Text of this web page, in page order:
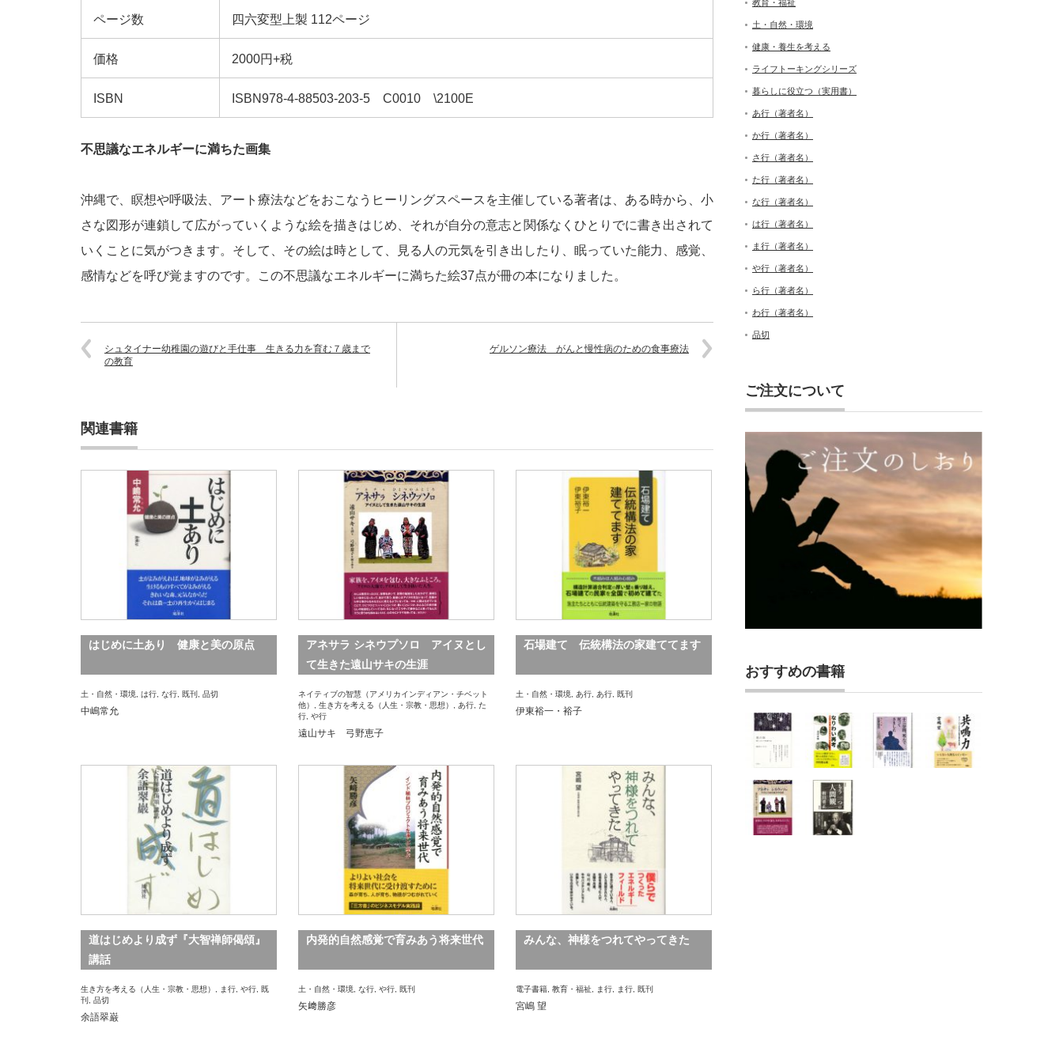
ページ数 四六変型上製 112ページ
価格 2000円+税
ISBN ISBN978-4-88503-203-5 C0010 \2100E
不思議なエネルギーに満ちた画集
沖縄で、瞑想や呼吸法、アート療法などをおこなうヒーリングスペースを主催している著者は、ある時から、小
さな図形が連鎖して広がっていくような絵を描きはじめ、それが自分の意志と関係なくひとりでに書き出されて
いくことに気がつきます。そして、その絵は時として、見る人の元気を引き出したり、眠っていた能力、感覚、
感情などを呼び覚ますのです。この不思議なエネルギーに満ちた絵37点が冊の本になりました。
シュタイナー幼稚園の遊びと手仕事 生きる力を育む７歳まで
の教育
ゲルソン療法 がんと慢性病のための食事療法
関連書籍
はじめに土あり 健康と美の原点
土・自然・環境, は行, な行, 既刊 , 品切
中嶋常允
アネサラ シネウプソロ アイヌとし
て生きた遠山サキの生涯
ネイティブの智慧（アメリカインディアン・チベット
他） , 生き方を考える（人生・宗教・思想） , あ行, た
行, や行
遠山サキ 弓野恵子
石場建て 伝統構法の家建ててます
土・自然・環境, あ行, あ行, 既刊
伊東裕一・裕子
道はじめより成ず『大智禅師偈頌』
講話
生き方を考える（人生・宗教・思想） , ま行, や行, 既
刊 , 品切
余語翠巌
内発的自然感覚で育みあう将来世代
土・自然・環境, な行, や行, 既刊
矢﨑勝彦
みんな、神様をつれてやってきた
電子書籍, 教育・福祉, ま行, ま行, 既刊
宮嶋 望
教育・福祉
土・自然・環境
健康・養生を考える
ライフトーキングシリーズ
暮らしに役立つ（実用書）
あ行（著者名）
か行（著者名）
さ行（著者名）
た行（著者名）
な行（著者名）
は行（著者名）
ま行（著者名）
や行（著者名）
ら行（著者名）
わ行（著者名）
品切
ご注文について
おすすめの書籍